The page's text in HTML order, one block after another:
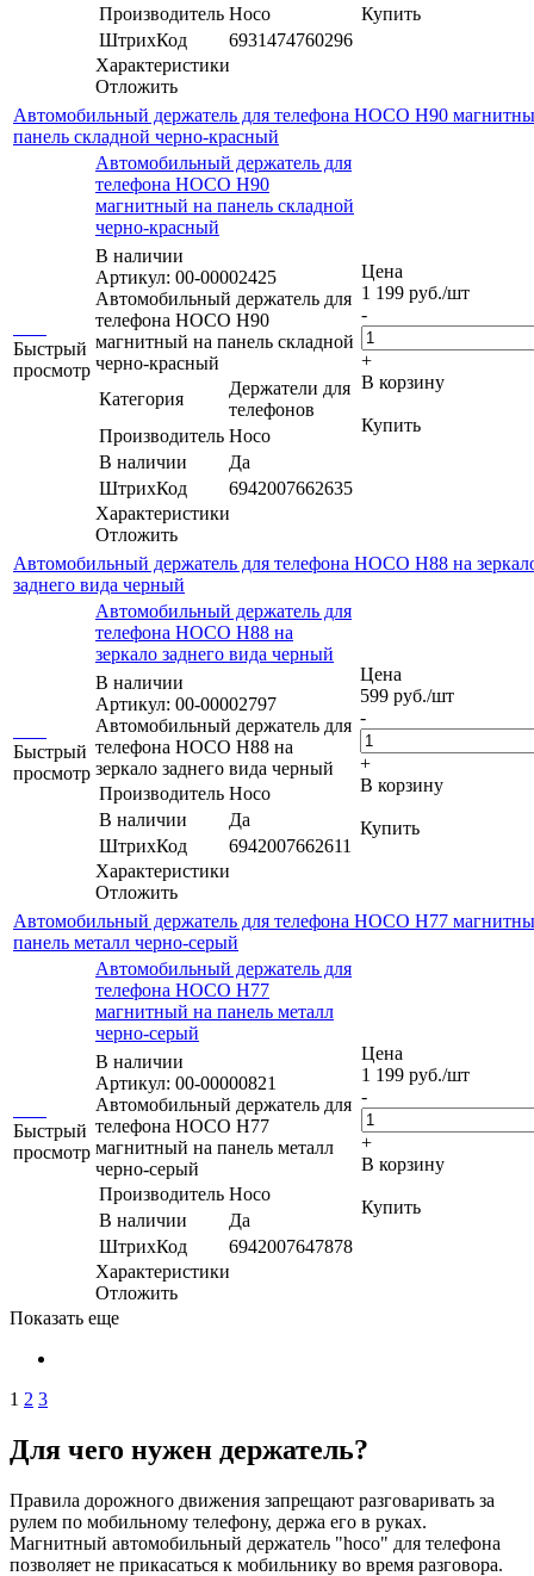
Производитель Hoco
ШтрихКод
6931474760296
Характеристики
Отложить
Купить
Автомобильный держатель для телефона HOCO H90
панель складной черно-красный
Быстрый
просмотр
Автомобильный держатель для
телефона HOCO H90
магнитный на панель складной
черно-красный
В наличии
Артикул: 00-00002425
Автомобильный держатель для
телефона HOCO H90
магнитный на панель складной
черно-красный
Категория
Держатели для
телефонов
Производитель Hoco
В наличии
Да
ШтрихКод
6942007662635
Характеристики
Отложить
Цена
1 199 руб./шт
-
+
В корзину
Купить
Автомобильный держатель для телефона HOCO H88 на
заднего вида черный
Быстрый
просмотр
Автомобильный держатель для
телефона HOCO H88 на
зеркало заднего вида черный
В наличии
Артикул: 00-00002797
Автомобильный держатель для
телефона HOCO H88 на
зеркало заднего вида черный
Производитель Hoco
В наличии
Да
ШтрихКод
6942007662611
Характеристики
Отложить
Цена
599 руб./шт
-
+
В корзину
Купить
Автомобильный держатель для телефона HOCO H77
панель металл черно-серый
Быстрый
просмотр
Автомобильный держатель для
телефона HOCO H77
магнитный на панель металл
черно-серый
В наличии
Артикул: 00-00000821
Автомобильный держатель для
телефона HOCO H77
магнитный на панель металл
черно-серый
Производитель Hoco
В наличии
Да
ШтрихКод
6942007647878
Характеристики
Отложить
Цена
1 199 руб./шт
-
+
В корзину
Купить
Показать еще
1 2 3
Для чего нужен держатель?
Правила дорожного движения запрещают разговаривать за
рулем по мобильному телефону, держа его в руках.
Магнитный автомобильный держатель "hoco" для телефона
позволяет не прикасаться к мобильнику во время разговора.